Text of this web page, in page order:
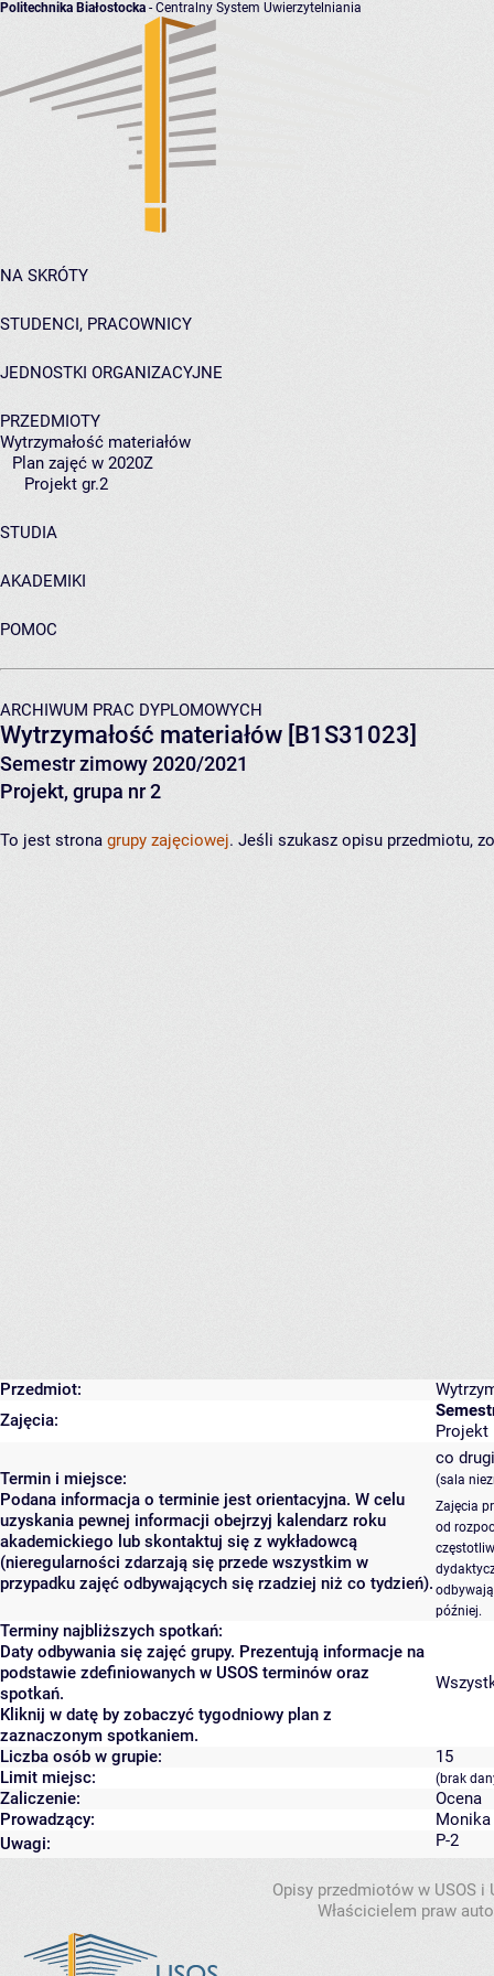
Politechnika Białostocka - Centralny System Uwierzytelniania
NA SKRÓTY
STUDENCI, PRACOWNICY
JEDNOSTKI ORGANIZACYJNE
PRZEDMIOTY
Wytrzymałość materiałów
Plan zajęć w 2020Z
Projekt gr.2
STUDIA
AKADEMIKI
POMOC
ARCHIWUM PRAC DYPLOMOWYCH
Wytrzymałość materiałów [B1S31023]
Semestr zimowy 2020/2021
Projekt, grupa nr 2
To jest strona grupy zajęciowej. Jeśli szukasz opisu przedmiotu,
Przedmiot:
Zajęcia:
Projekt
Termin i miejsce:
Podana informacja o terminie jest orientacyjna. W celu
uzyskania pewnej informacji obejrzyj kalendarz roku
akademickiego lub skontaktuj się z wykładowcą
(nieregularności zdarzają się przede wszystkim w
przypadku zajęć odbywających się rzadziej niż co tydzień).
co
(sala
Zajęcia
od
później.
Terminy najbliższych spotkań:
Daty odbywania się zajęć grupy. Prezentują informacje na
podstawie zdefiniowanych w USOS terminów oraz
spotkań.
Kliknij w datę by zobaczyć tygodniowy plan z
zaznaczonym spotkaniem.
Liczba osób w grupie:
15
Limit miejsc:
(brak
Zaliczenie:
Ocena
Prowadzący:
Uwagi:
P-2
Opisy przedmiotów w USOS
Właścicielem praw